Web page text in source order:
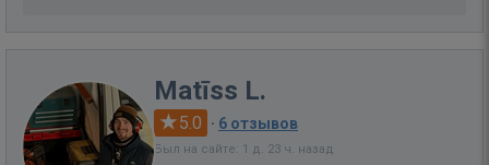
Matīss L.
5.0 · 6 отзывов
Был на сайте: 1 д. 23 ч. назад